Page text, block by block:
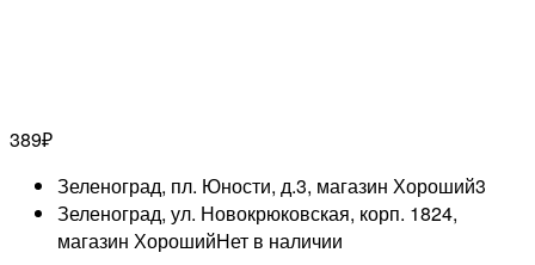
389₽
Зеленоград, пл. Юности, д.3, магазин Хороший3
Зеленоград, ул. Новокрюковская, корп. 1824,
магазин ХорошийНет в наличии